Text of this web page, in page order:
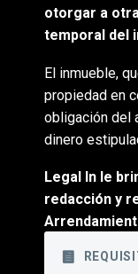
otorgar a
temporal del
El inmueble,
propiedad en
obligación del
dinero
Legal In le
redacción y